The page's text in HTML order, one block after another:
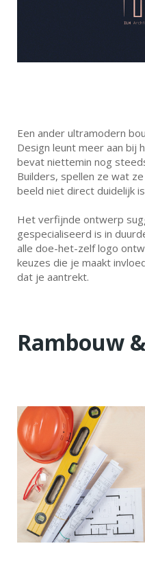
Een ander ultramodern
Design leunt meer aan bij
bevat niettemin nog
Builders, spellen ze wat
beeld niet direct duidelijk
Het verfijnde ontwerp
gespecialiseerd is in
alle doe-het-zelf logo
keuzes die je maakt
dat je aantrekt.
Rambouw